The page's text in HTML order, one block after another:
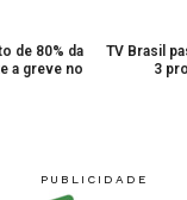
de 80% da
a greve no
TV Brasil
3